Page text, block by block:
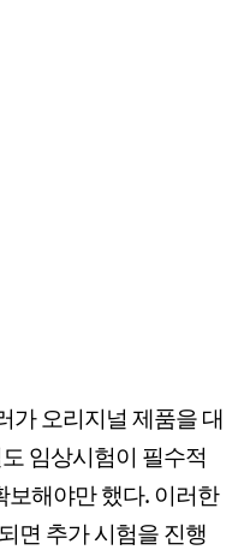
가 오리지널 제품을 대
임상시험이 필수적
보해야만 했다. 이러한
면 추가 시험을 진행